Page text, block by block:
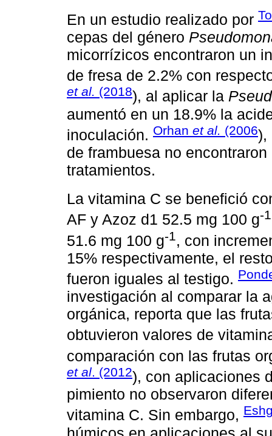
En un estudio realizado por
cepas del género
micorrízicos encontraron un
de fresa de 2.2% con
et al. (2018), al aplicar la
aumentó en un 18.9% la
inoculación. Orhan et al. (2006),
de frambuesa no
tratamientos.
La vitamina C se benefició
AF y Azoz d1 52.5 mg 100 g-1
51.6 mg 100 g-1, con
15% respectivamente, el
fueron iguales al testigo.
investigación al comparar la
orgánica, reporta que las
obtuvieron valores de
comparación con las frutas
et al. (2012), con aplicaciones
pimiento no observaron
vitamina C. Sin embargo,